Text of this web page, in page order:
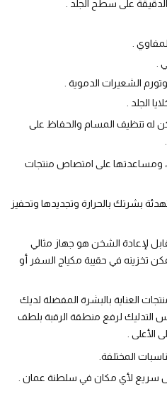
على سطح الجلد .
.
.
الشعيرات الدموية .
الجلد .
له تنظيف المسام والحفاظ على
ومساعدتها على امتصاص منتجات
بشرتك بالحرارة وتجديدها وتحفيز
لإعادة الشخن هو جهاز مثالي
تخزينه في حقيبة مكياج السفر أو
العناية بالبشرة المفضلة لديك
التدليك لرفع منطقة الرقبة بلطف
.
المختلفة.
سريع لأي مكان في سلطنة عمان .